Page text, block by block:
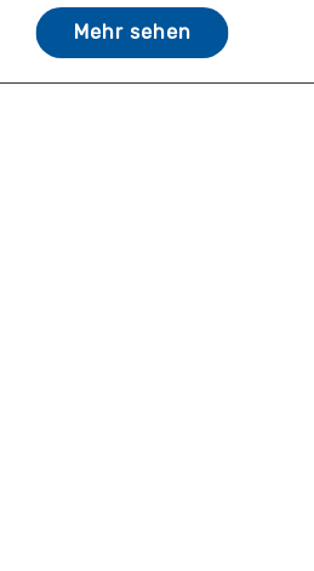
Mehr sehen